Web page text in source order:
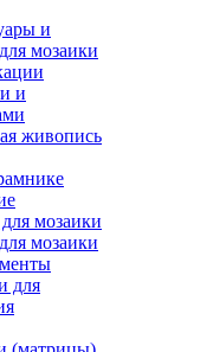
и
мозаики
и
живопись
мозаики
мозаики
для